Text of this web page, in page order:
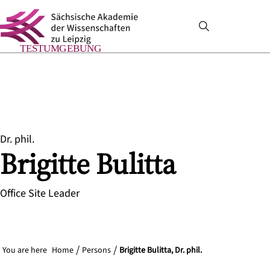
Dr. phil.
BrigitteBulitta
Office Site Leader
You are here Home Persons Brigitte Bulitta, Dr. phil.